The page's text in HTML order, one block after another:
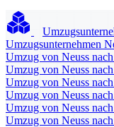
Umzugsunternehmen
Umzug von Neuss
Umzug von Neuss
Umzug von Neuss
Umzug von Neuss
Umzug von Neuss
Umzug von Neuss